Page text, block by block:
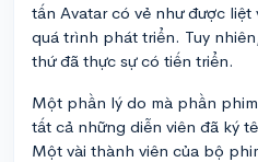
tấn Avatar có vẻ như được
quá trình phát triển. Tuy
thứ đã thực sự có tiến triển.
Một phần lý do mà phần
tất cả những diễn viên đã ký
Một vài thành viên của bộ